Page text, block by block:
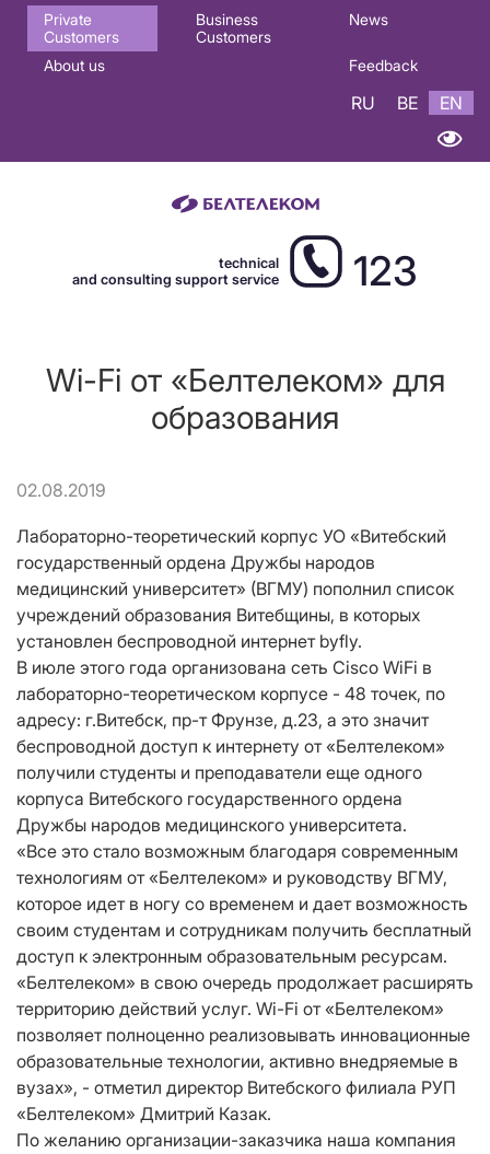
Основная
навигация
Private
Customers
Business
Customers
News
About us Feedback
RU BE EN
technical
and consulting support service
123
Wi-Fi от «Белтелеком» для
образования
02.08.2019
Лабораторно-теоретический корпус УО «Витебский
государственный ордена Дружбы народов
медицинский университет» (ВГМУ) пополнил список
учреждений образования Витебщины, в которых
установлен беспроводной интернет byfly.
В июле этого года организована сеть Cisco WiFi в
лабораторно-теоретическом корпусе - 48 точек, по
адресу: г.Витебск, пр-т Фрунзе, д.23, а это значит
беспроводной доступ к интернету от «Белтелеком»
получили студенты и преподаватели еще одного
корпуса Витебского государственного ордена
Дружбы народов медицинского университета.
«Все это стало возможным благодаря современным
технологиям от «Белтелеком» и руководству ВГМУ,
которое идет в ногу со временем и дает возможность
своим студентам и сотрудникам получить бесплатный
доступ к электронным образовательным ресурсам.
«Белтелеком» в свою очередь продолжает расширять
территорию действий услуг. Wi-Fi от «Белтелеком»
позволяет полноценно реализовывать инновационные
образовательные технологии, активно внедряемые в
вузах», - отметил директор Витебского филиала РУП
«Белтелеком» Дмитрий Казак.
По желанию организации-заказчика наша компания